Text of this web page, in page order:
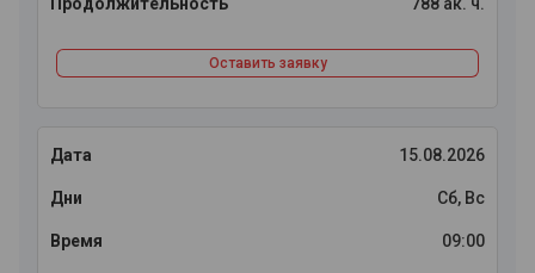
Оставить заявку
15.08.2026
Сб, Вс
09:00